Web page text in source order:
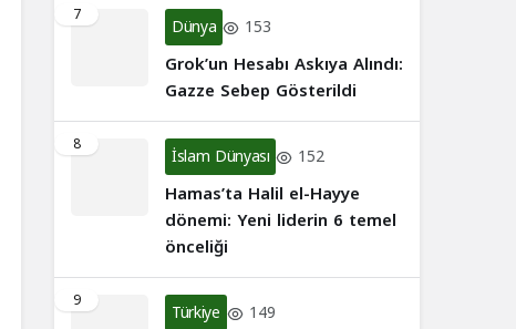
7 Dünya 153
Grok’un Hesabı Askıya Alındı:
Gazze Sebep Gösterildi
8 İslam Dünyası 152
Hamas’ta Halil el-Hayye
dönemi: Yeni liderin 6 temel
önceliği
9 Türkiye 149